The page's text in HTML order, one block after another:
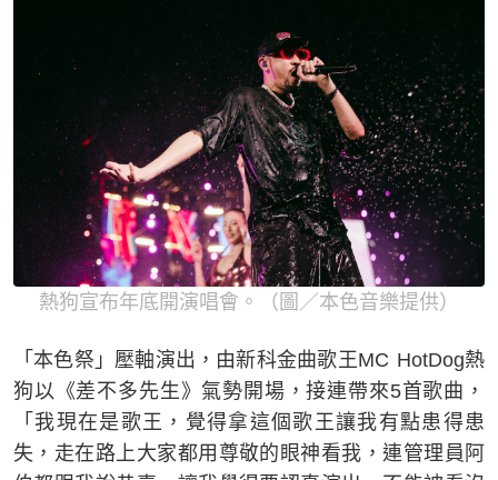
熱狗宣布年底開演唱會。（圖／本色音樂提供）
「本色祭」壓軸演出，由新科金曲歌王MC HotDog熱
狗以《差不多先生》氣勢開場，接連帶來5首歌曲，
「我現在是歌王，覺得拿這個歌王讓我有點患得患
失，走在路上大家都用尊敬的眼神看我，連管理員阿